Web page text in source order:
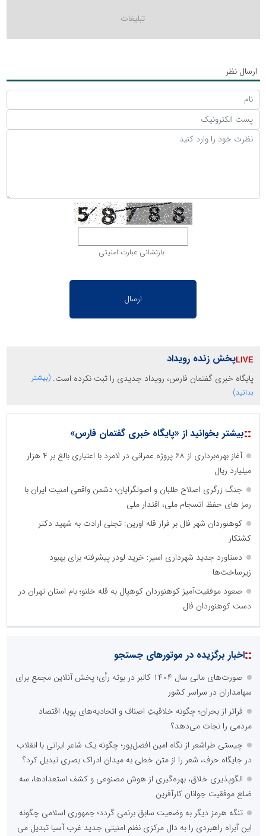
ارسال نظر
بازنشانی عبارت امنیتی
پخش زنده رویداد
پایگاه خبری گفتمان فارس، رویداد جدیدی را ثبت نکرده است. (بیشتر
بدانید)
::بیشتر بخوانید از «پایگاه خبری گفتمان فارس»
آغاز بهره‌برداری از ۶۸ پروژه عمرانی در لامرد با اعتباری بالغ بر ۴ هزار
میلیارد ریال
جنگ زرگری اصلاح طلبان و اصولگرایان؛ دشمن واقعی امنیت ایران با
رمز های حفظ انسجام ملی، اقتدار ملی
کوهنوردان شهر فال بر فراز قله اورین: تجلی ارادت به شهید دکتر
کشتکار
دستاورد جدید شهرداری اسیر: خرید لودر پیشرفته برای بهبود
زیرساخت‌ها
صعود موفقیت‌آمیز کوهنوردان کوهپال به قله خلنو؛ بام استان تهران در
دست کوهنوردان فال
::اخبار برگزیده در موتورهای جستجو
صورت‌های مالی سال ۱۴۰۴ کالبر در بوته رأی؛ پخش آنلاین مجمع برای
سهامداران در سراسر کشور
فراتر از بحران؛ چگونه خلاقیتِ اصناف و اتحادیه‌های پویا، اقتصاد
مردمی را نجات می‌دهد؟
چیستی طراشعر از نگاه امین افضل‌پور؛ چگونه یک شاعر ایرانی با انقلاب
در جایگاه حرف، شعر را از متن خطی به میدان ادراک بصری تبدیل کرد؟
الگوپذیری خلاق، بهره‌گیری از هوش مصنوعی و کشف استعدادها، سه
ضلع موفقیت جوانان کارآفرین
تنگه هرمز دیگر به وضعیت سابق برنمی گردد؛ جمهوری اسلامی چگونه
این آبراه راهبردی را به دال مرکزی نظم امنیتی جدید غرب آسیا تبدیل می